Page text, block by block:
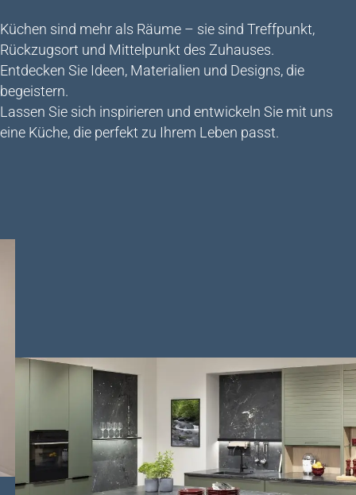
Küchen sind mehr als Räume – sie sind Treffpunkt,
Rückzugsort und Mittelpunkt des Zuhauses.
Entdecken Sie Ideen, Materialien und Designs, die
begeistern.
Lassen Sie sich inspirieren und entwickeln Sie mit uns
eine Küche, die perfekt zu Ihrem Leben passt.